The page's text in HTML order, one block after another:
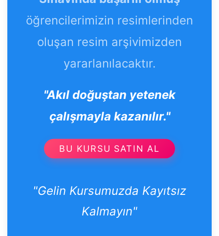
öğrencilerimizin resimlerinden
oluşan resim arşivimizden
yararlanılacaktır.
"Akıl doğuştan yetenek
çalışmayla kazanılır."
BU KURSU SATIN AL
"Gelin Kursumuzda Kayıtsız
Kalmayın"